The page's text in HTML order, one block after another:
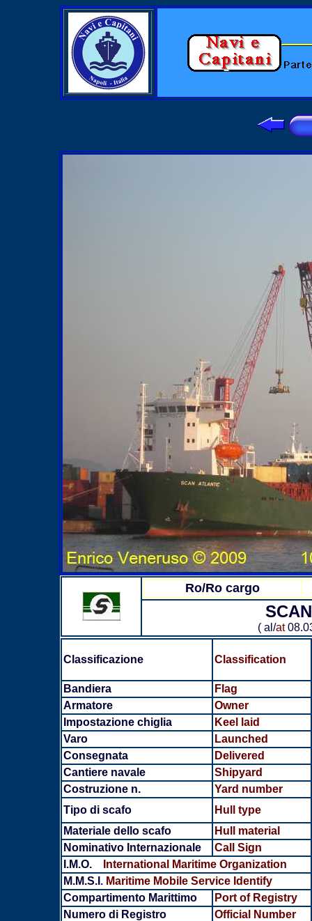
Ro/Ro cargo
( al/at
Classificazione Classification
Bandiera
Flag
Armatore
Owner
Impostazione chiglia
Keel laid
Varo
Launched
Consegnata
Delivered
Cantiere navale
Shipyard
Costruzione n.
Yard number
Tipo di scafo
Hull type
Materiale dello scafo
Hull material
Nominativo Internazionale
Call Sign
I.M.O.
International Maritime Organization
M.M.S.I . Maritime Mobile Service Identify
Compartimento Marittimo
Port of Registry
Numero di Registro
Official Number